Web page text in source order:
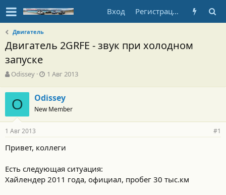
Вход Регистрация
Двигатель
Двигатель 2GRFE - звук при холодном
запуске
А
т
о
р
т
е
м
ы
Odissey
Д
а
н
а
л
1 Авг 2013
O Odissey
New Member
1 Авг 2013 #1
Привет, коллеги
Есть следующая ситуация:
Хайлендер 2011 года, официал, пробег 30 тыс.км